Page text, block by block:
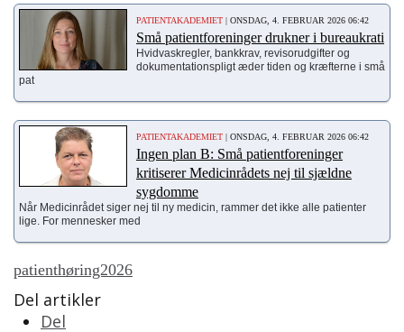
PATIENTAKADEMIET | ONSDAG, 4. FEBRUAR 2026 06:42
Små patientforeninger drukner i bureaukrati
Hvidvaskregler, bankkrav, revisorudgifter og
dokumentationspligt æder tiden og kræfterne i små
pat
PATIENTAKADEMIET | ONSDAG, 4. FEBRUAR 2026 06:42
Ingen plan B: Små patientforeninger
kritiserer Medicinrådets nej til sjældne
sygdomme
Når Medicinrådet siger nej til ny medicin, rammer det ikke alle patienter
lige. For mennesker med
patienthøring2026
Del artikler
Del